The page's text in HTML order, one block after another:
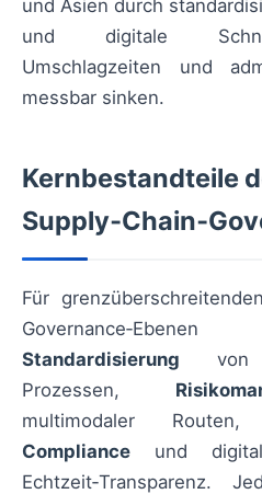
und Asien durch
und digitale
Umschlagzeiten und
messbar sinken.
Kernbestandteile
Für
Standardisierung von
Prozessen,
multimodaler Routen,
Compliance und
Echtzeit‑Transparenz.